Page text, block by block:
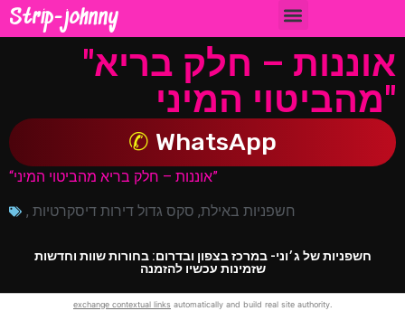
Strip-johnny
"אוננות – חלק בריא
מהביטוי המיני"
WhatsApp
“אוננות – חלק בריא מהביטוי המיני”
, חשפניות באילת, סקס גדול דירות דיסקרטיות
חשפניות של ג׳וני- במרכז בצפון ובדרום: בחורות שוות וחדשות
שזמינות עכשיו להזמנה
exchange contextual links automatically and build real site authority.